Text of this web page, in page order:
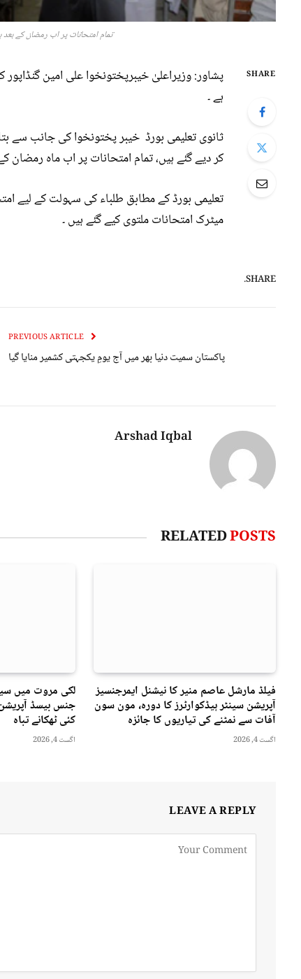
تمام امتحانات پر اب رمضان کے بعد
SHARE
پشاور: وزیراعلیٰ خیبرپختونخوا علی امین
ہے ۔
ثانوی تعلیمی بورڈ خیبر پختونخوا کی جانب سے
کر دیے گئے ہیں، تمام امتحانات پر اب ماہ رمضان
تعلیمی بورڈ کے مطابق طلباء کی سہولت کے لیے
میٹرک امتحانات ملتوی کیے گئے ہیں ۔
SHARE.
پاکستان سمیت دنیا بھر میں آج یومِ یکجہتی کشمیر منایا گیا
Arshad Iqbal
RELATEDPOSTS
فیلڈ مارشل عاصم منیر کا نیشنل ایمرجنسیز
آپریشن سینٹر ہیڈکوارٹرز کا دورہ، مون سون
آفات سے نمٹنے کی تیاریوں کا جائزہ
اگست 4, 2026
لکی مروت میں
جنس بیسڈ
کئی ٹھکانے تباہ
اگست 4, 2026
LEAVE A REPLY